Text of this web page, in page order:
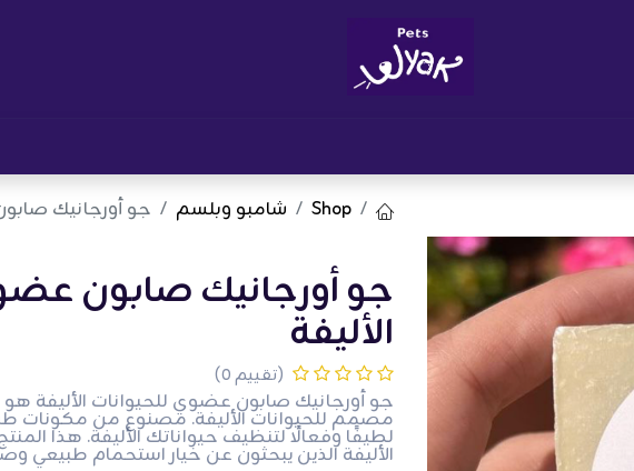
Shop شامبو وبلسم جو أورجانيك
جو أورجانيك صابون
الأليفة
(تقييم 0)
جو أورجانيك صابون عضوي للحيوانات الأليفة
مصمم للحيوانات الأليفة. مصنوع من مكونات
لطيفًا وفعالًا لتنظيف حيواناتك الأليفة. هذا
الأليفة الذين يبحثون عن خيار استحمام طبيعي